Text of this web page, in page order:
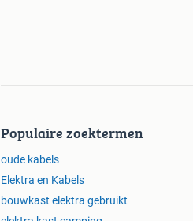
Populaire zoektermen
oude kabels
Elektra en Kabels
bouwkast elektra gebruikt